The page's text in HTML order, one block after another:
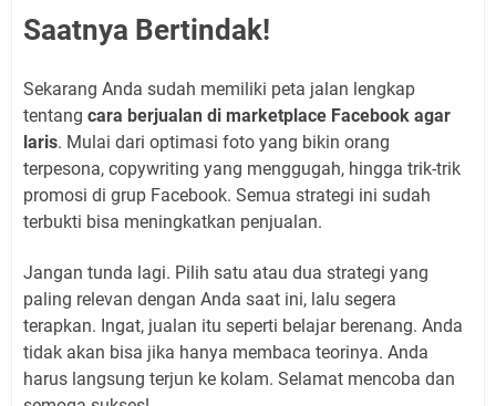
Saatnya Bertindak!
Sekarang Anda sudah memiliki peta jalan lengkap
tentang cara berjualan di marketplace Facebook agar
laris. Mulai dari optimasi foto yang bikin orang
terpesona, copywriting yang menggugah, hingga trik-trik
promosi di grup Facebook. Semua strategi ini sudah
terbukti bisa meningkatkan penjualan.
Jangan tunda lagi. Pilih satu atau dua strategi yang
paling relevan dengan Anda saat ini, lalu segera
terapkan. Ingat, jualan itu seperti belajar berenang. Anda
tidak akan bisa jika hanya membaca teorinya. Anda
harus langsung terjun ke kolam. Selamat mencoba dan